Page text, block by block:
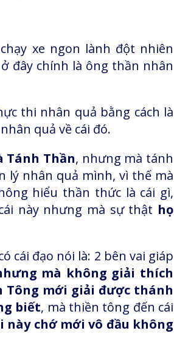
xe ngon lành đột nhiên
đây chính là ông thần nhân
thi nhân quả bằng cách là
quả về cái đó.
Tánh Thần, nhưng mà tánh
lý nhân quả mình, vì thế mà
hiểu thần thức là cái gì,
này nhưng mà sự thật họ
cái đạo nói là: 2 bên vai giáp
mà không giải thích
Tông mới giải được thánh
biết, mà thiền tông đến cái
chớ mới vô đầu không